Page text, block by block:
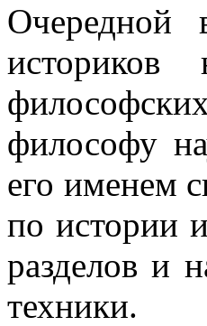
Очередной
философу
его именем
по истории
разделов и
техники.